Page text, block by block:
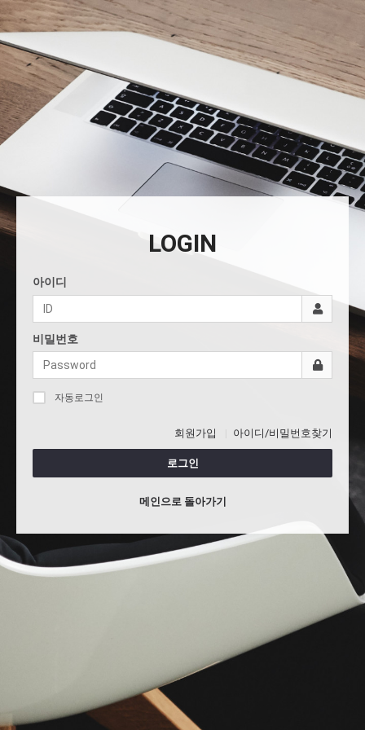
LOGIN
아이디
비밀번호
자동로그인
회원가입 아이디/비밀번호찾기
로그인
메인으로 돌아가기